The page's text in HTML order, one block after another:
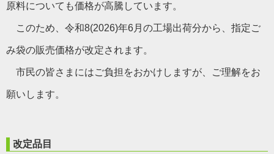
原料についても価格が高騰しています。
このため、令和8(2026)年6月の工場出荷分から、指定ご
み袋の販売価格が改定されます。
市民の皆さまにはご負担をおかけしますが、ご理解をお
願いします。
改定品目